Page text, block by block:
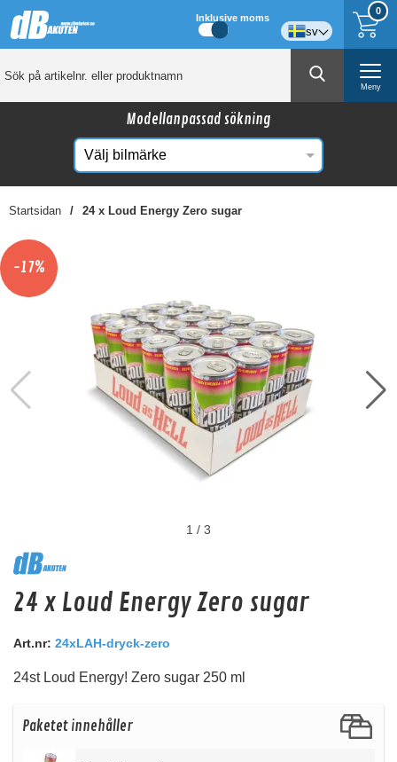
0
Inklusive moms
sv
Meny
Modellanpassad sökning
Startsidan 24 x Loud Energy Zero sugar
Kanske någon av dessa produkter kan intressera
dig?
dBAkuten dekal (Rosa)
Rosa
Snabblager 1-3 dagar
8 kr
-17%
1 / 3
24 x Loud Energy Zero sugar
Art.nr: 24xLAH-dryck-zero
24st Loud Energy! Zero sugar 250 ml
Paketet innehåller